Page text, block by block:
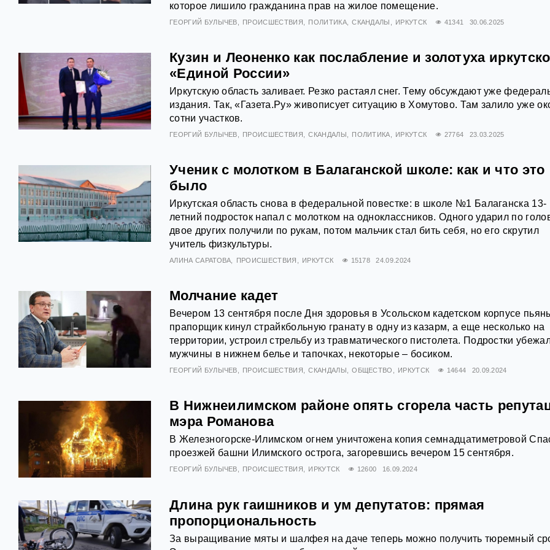
которое лишило гражданина прав на жилое помещение.
ГЕОРГИЙ БУЛЫЧЕВ ПРОИСШЕСТВИЯ ПОЛИТИКА СКАНДАЛЫ ИРКУТСК 41341 30.06.2025
Кузин и Леоненко как послабление и золотуха
«Единой России»
Иркутскую область заливает. Резко растаял снег. Тему обсуждают уже
издания. Так, «Газета.Ру» живописует ситуацию в Хомутово. Там залило уже
сотни участков.
ГЕОРГИЙ БУЛЫЧЕВ ПРОИСШЕСТВИЯ СКАНДАЛЫ ПОЛИТИКА ИРКУТСК 27764 23.03.2025
Ученик с молотком в Балаганской школе: как и что это
было
Иркутская область снова в федеральной повестке: в школе №1 Балаганска 13-
летний подросток напал с молотком на одноклассников. Одного ударил по
двое других получили по рукам, потом мальчик стал бить себя, но его скрутил
учитель физкультуры.
АЛИНА САРАТОВА ПРОИСШЕСТВИЯ ИРКУТСК 15178 24.09.2024
Молчание кадет
Вечером 13 сентября после Дня здоровья в Усольском кадетском корпусе
прапорщик кинул страйкбольную гранату в одну из казарм, а еще несколько на
территории, устроил стрельбу из травматического пистолета. Подростки
мужчины в нижнем белье и тапочках, некоторые – босиком.
ГЕОРГИЙ БУЛЫЧЕВ ПРОИСШЕСТВИЯ СКАНДАЛЫ ОБЩЕСТВО ИРКУТСК 14644 20.09.2024
В Нижнеилимском районе опять сгорела часть
мэра Романова
В Железногорске-Илимском огнем уничтожена копия семнадцатиметровой
проезжей башни Илимского острога, загоревшись вечером 15 сентября.
ГЕОРГИЙ БУЛЫЧЕВ ПРОИСШЕСТВИЯ ИРКУТСК 12600 16.09.2024
Длина рук гаишников и ум депутатов: прямая
пропорциональность
За выращивание мяты и шалфея на даче теперь можно получить тюремный